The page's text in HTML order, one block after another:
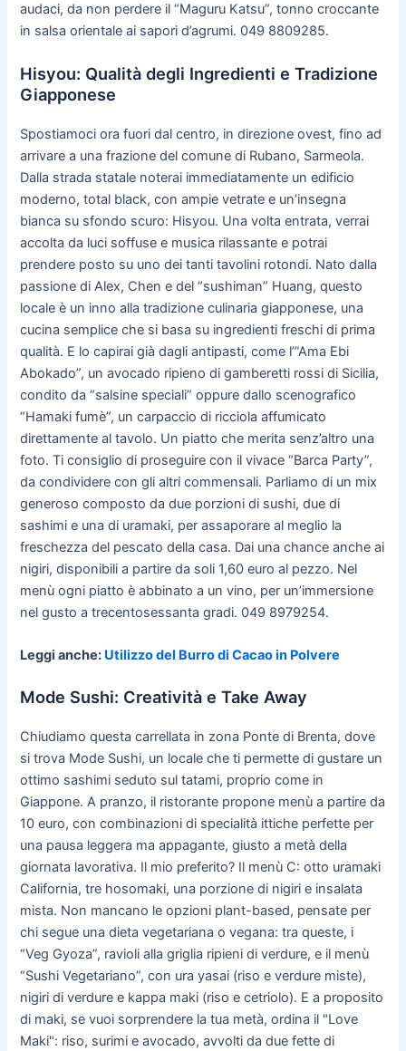
audaci, da non perdere il “Maguru Katsu”, tonno croccante
in salsa orientale ai sapori d’agrumi. 049 8809285.
Hisyou: Qualità degli Ingredienti e Tradizione
Giapponese
Spostiamoci ora fuori dal centro, in direzione ovest, fino ad
arrivare a una frazione del comune di Rubano, Sarmeola.
Dalla strada statale noterai immediatamente un edificio
moderno, total black, con ampie vetrate e un’insegna
bianca su sfondo scuro: Hisyou. Una volta entrata, verrai
accolta da luci soffuse e musica rilassante e potrai
prendere posto su uno dei tanti tavolini rotondi. Nato dalla
passione di Alex, Chen e del “sushiman” Huang, questo
locale è un inno alla tradizione culinaria giapponese, una
cucina semplice che si basa su ingredienti freschi di prima
qualità. E lo capirai già dagli antipasti, come l’”Ama Ebi
Abokado”, un avocado ripieno di gamberetti rossi di Sicilia,
condito da “salsine speciali” oppure dallo scenografico
“Hamaki fumè”, un carpaccio di ricciola affumicato
direttamente al tavolo. Un piatto che merita senz’altro una
foto. Ti consiglio di proseguire con il vivace “Barca Party”,
da condividere con gli altri commensali. Parliamo di un mix
generoso composto da due porzioni di sushi, due di
sashimi e una di uramaki, per assaporare al meglio la
freschezza del pescato della casa. Dai una chance anche ai
nigiri, disponibili a partire da soli 1,60 euro al pezzo. Nel
menù ogni piatto è abbinato a un vino, per un’immersione
nel gusto a trecentosessanta gradi. 049 8979254.
Leggi anche: Utilizzo del Burro di Cacao in Polvere
Mode Sushi: Creatività e Take Away
Chiudiamo questa carrellata in zona Ponte di Brenta, dove
si trova Mode Sushi, un locale che ti permette di gustare un
ottimo sashimi seduto sul tatami, proprio come in
Giappone. A pranzo, il ristorante propone menù a partire da
10 euro, con combinazioni di specialità ittiche perfette per
una pausa leggera ma appagante, giusto a metà della
giornata lavorativa. Il mio preferito? Il menù C: otto uramaki
California, tre hosomaki, una porzione di nigiri e insalata
mista. Non mancano le opzioni plant-based, pensate per
chi segue una dieta vegetariana o vegana: tra queste, i
“Veg Gyoza”, ravioli alla griglia ripieni di verdure, e il menù
“Sushi Vegetariano”, con ura yasai (riso e verdure miste),
nigiri di verdure e kappa maki (riso e cetriolo). E a proposito
di maki, se vuoi sorprendere la tua metà, ordina il "Love
Maki": riso, surimi e avocado, avvolti da due fette di